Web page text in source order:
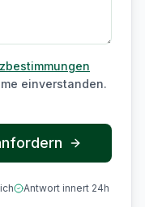
einverstanden.
Antwort innert 24h